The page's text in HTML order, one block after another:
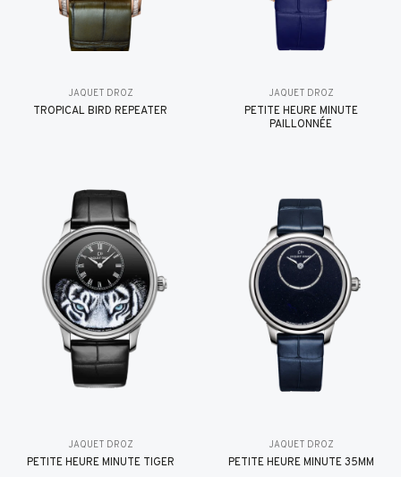
JAQUET DROZ
TROPICAL BIRD REPEATER
JAQUET DROZ
PETITE HEURE MINUTE
PAILLONNÉE
JAQUET DROZ
PETITE HEURE MINUTE TIGER
JAQUET DROZ
PETITE HEURE MINUTE 35MM